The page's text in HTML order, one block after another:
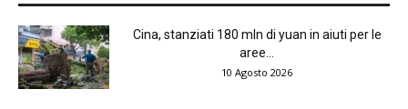
Cina, stanziati 180 mln di yuan in aiuti per le
aree...
10 Agosto 2026